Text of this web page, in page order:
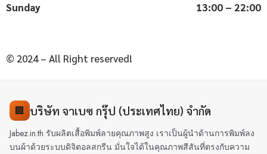
Sunday
13:00 – 22:00
© 2024 – All Right reserved!
🏢 บริษัท จาเบซ กรุ๊ป (ประเทศไทย) จำกัด
Jabez.in.th รับผลิตเสื้อพิมพ์ลายคุณภาพสูง เราเป็นผู้นำด้านการพิมพ์ลง
บนผ้าด้วยระบบดิจิตอลสกรีน มั่นใจได้ในคุณภาพสีสันที่ตรงกับความ